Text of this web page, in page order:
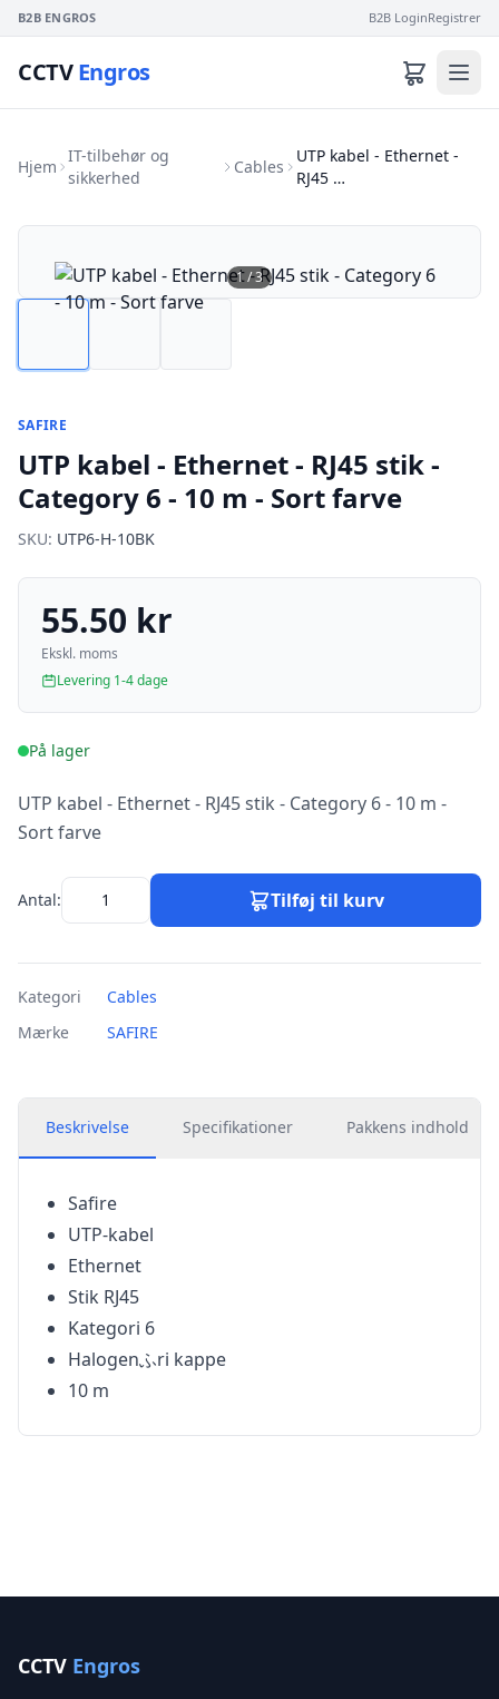
B2B ENGROS B2B LoginRegistrer
CCTVEngros
Hjem
IT-tilbehør og
sikkerhed
Cables
UTP kabel - Ethernet -
RJ45 …
1/3
SAFIRE
UTP kabel - Ethernet - RJ45 stik -
Category 6 - 10 m - Sort farve
SKU: UTP6-H-10BK
55.50 kr
Ekskl. moms
Levering 1-4 dage
På lager
UTP kabel - Ethernet - RJ45 stik - Category 6 - 10 m -
Sort farve
Antal: Tilføj til kurv
Kategori
Cables
Mærke
SAFIRE
Beskrivelse Specifikationer Pakkens indhold
Safire
UTP-kabel
Ethernet
Stik RJ45
Kategori 6
Halogenふri kappe
10 m
CCTV Engros